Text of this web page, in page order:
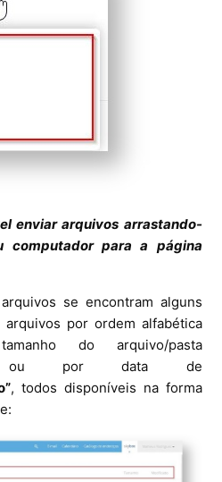
enviar arquivos arrastando-
computador para a página
se encontram alguns
por ordem alfabética
do arquivo/pasta
por data de
, todos disponíveis na forma